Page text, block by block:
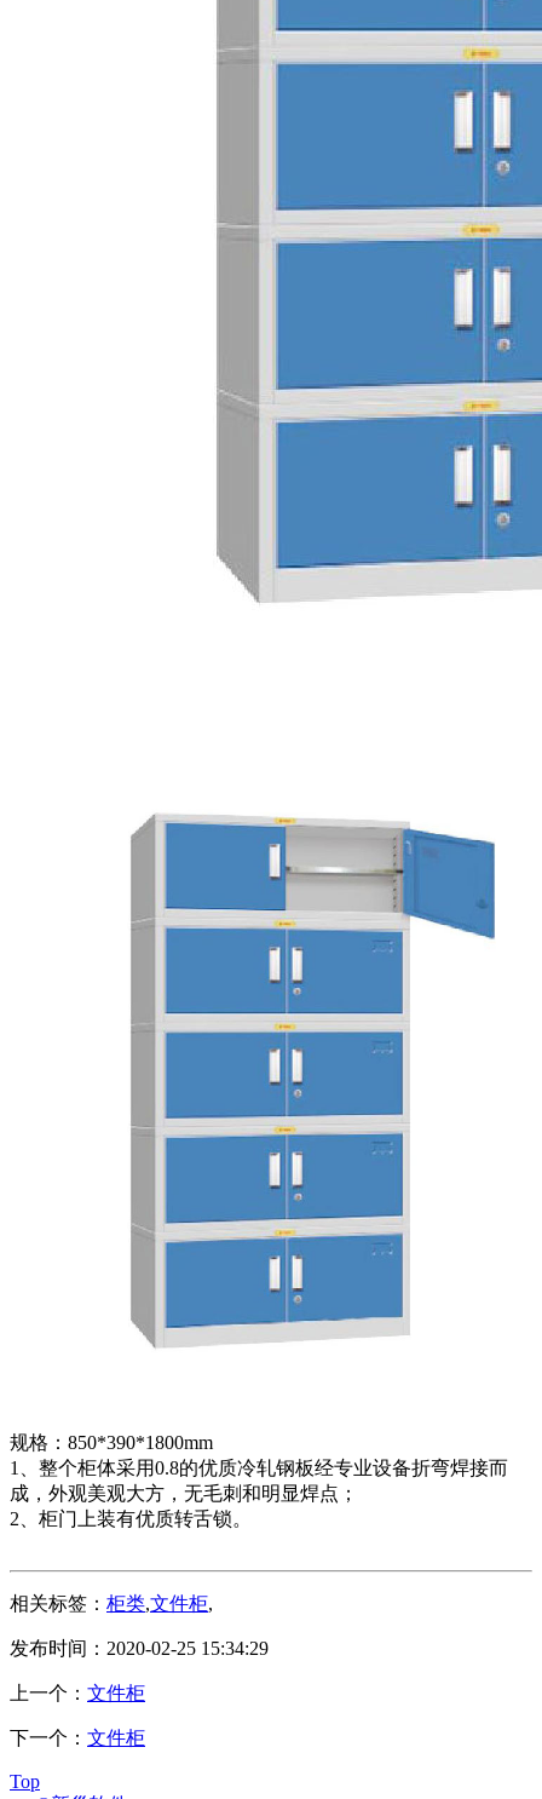
规格：850*390*1800mm
1、整个柜体采用0.8的优质冷轧钢板经专业设备折弯焊接而
成，外观美观大方，无毛刺和明显焊点；
2、柜门上装有优质转舌锁。
相关标签： 柜类,文件柜,
发布时间：2020-02-25 15:34:29
上一个： 文件柜
下一个： 文件柜
Top